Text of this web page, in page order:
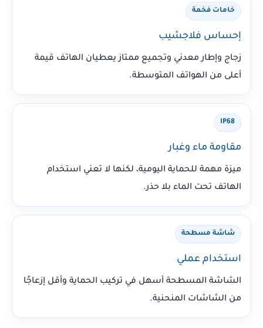
خامات فخمة
إحساس فلاجشيب
زجاج وإطار معدني وتجميع ممتاز يعطيان الهاتف قيمة
أعلى من الهواتف المتوسطة.
IP68
مقاومة ماء وغبار
ميزة مهمة للحماية اليومية، لكنها لا تعني استخدام
الهاتف تحت الماء بلا حذر.
شاشة مسطحة
استخدام عملي
الشاشة المسطحة أسهل في تركيب الحماية وأقل إزعاجًا
من الشاشات المنحنية.